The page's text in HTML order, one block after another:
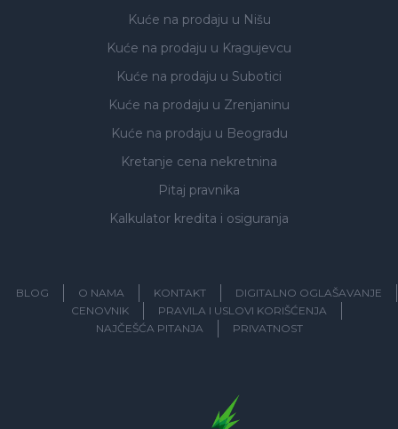
Kuće na prodaju u Nišu
Kuće na prodaju u Kragujevcu
Kuće na prodaju u Subotici
Kuće na prodaju u Zrenjaninu
Kuće na prodaju u Beogradu
Kretanje cena nekretnina
Pitaj pravnika
Kalkulator kredita i osiguranja
BLOG O NAMA KONTAKT
DIGITALNO OGLAŠAVANJE
CENOVNIK
PRAVILA I USLOVI KORIŠĆENJA
NAJČEŠĆA PITANJA
PRIVATNOST